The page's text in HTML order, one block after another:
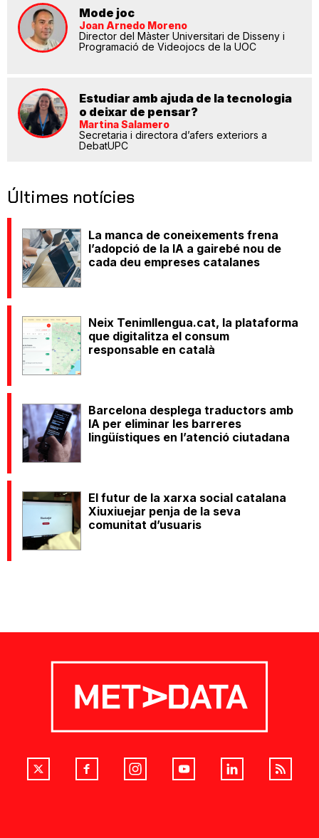
Mode joc
Joan Arnedo Moreno
Director del Màster Universitari de Disseny i
Programació de Videojocs de la UOC
Estudiar amb ajuda de la tecnologia
o deixar de pensar?
Martina Salamero
Secretaria i directora d’afers exteriors a
DebatUPC
Últimes notícies
La manca de coneixements frena
l’adopció de la IA a gairebé nou de
cada deu empreses catalanes
Neix Tenimllengua.cat, la plataforma
que digitalitza el consum
responsable en català
Barcelona desplega traductors amb
IA per eliminar les barreres
lingüístiques en l’atenció ciutadana
El futur de la xarxa social catalana
Xiuxiuejar penja de la seva
comunitat d’usuaris